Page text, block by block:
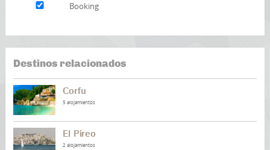
Booking
Destinos relacionados
Corfu
5 alojamientos
El Pireo
2 alojamientos